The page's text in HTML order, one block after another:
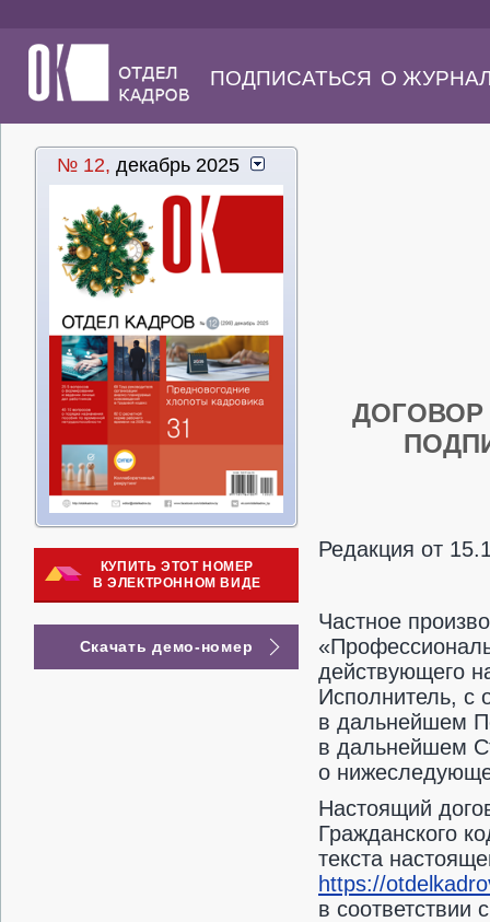
ПОДПИСАТЬСЯ О
№ 12, декабрь 2025
КУПИТЬ ЭТОТ НОМЕР
В ЭЛЕКТРОННОМ ВИДЕ
Скачать демо-номер
Редакция от
Частное
действующего
Исполнитель, с
в дальнейшем
в дальнейшем
о
Настоящий
Гражданского
текста
https://
в соответствии